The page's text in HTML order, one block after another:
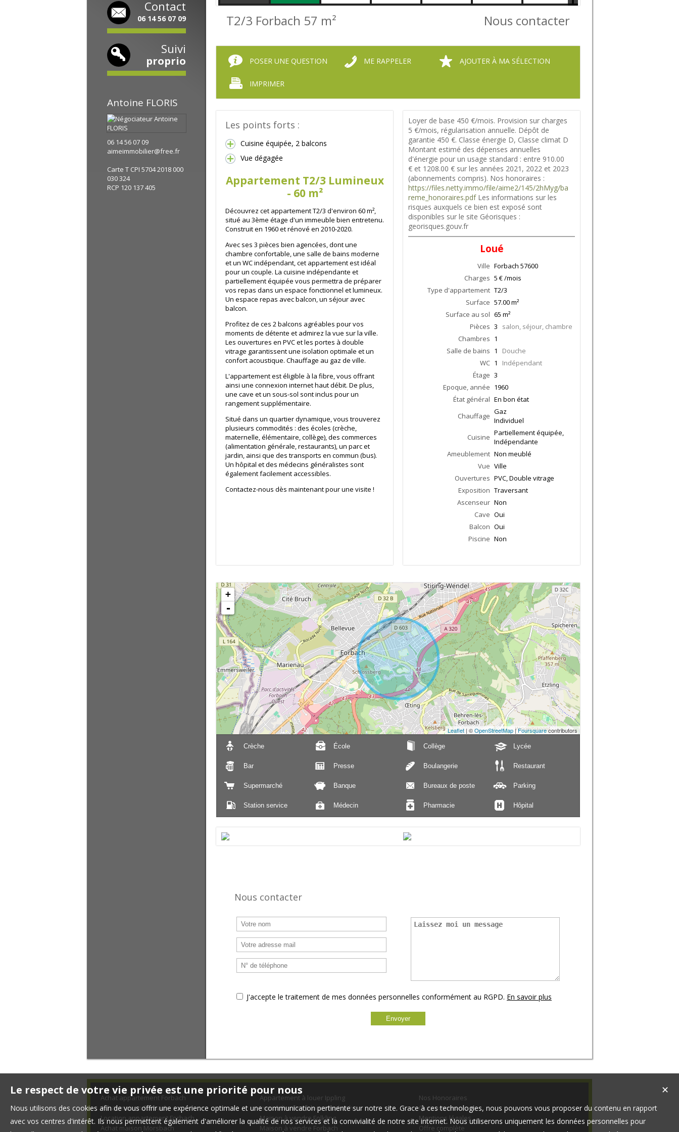
Contact
06 14 56 07 09
Suivi
proprio
Antoine FLORIS
06 14 56 07 09
aimeimmobilier@free.fr
Carte T CPI 5704 2018 000
030 324
RCP 120 137 405
T2/3 Forbach 57 m² Nous contacter
POSER UNE QUESTION ME RAPPELER AJOUTER À MA SÉLECTION
IMPRIMER
Les points forts :
Cuisine équipée, 2 balcons
Vue dégagée
Appartement T2/3 Lumineux
- 60 m²
Découvrez cet appartement T2/3 d'environ 60 m²,
situé au 3ème étage d'un immeuble bien entretenu.
Construit en 1960 et rénové en 2010-2020.
Avec ses 3 pièces bien agencées, dont une
chambre confortable, une salle de bains moderne
et un WC indépendant, cet appartement est idéal
pour un couple. La cuisine indépendante et
partiellement équipée vous permettra de préparer
vos repas dans un espace fonctionnel et lumineux.
Un espace repas avec balcon, un séjour avec
balcon.
Profitez de ces 2 balcons agréables pour vos
moments de détente et admirez la vue sur la ville.
Les ouvertures en PVC et les portes à double
vitrage garantissent une isolation optimale et un
confort acoustique. Chauffage au gaz de ville.
L'appartement est éligible à la fibre, vous offrant
ainsi une connexion internet haut débit. De plus,
une cave et un sous-sol sont inclus pour un
rangement supplémentaire.
Situé dans un quartier dynamique, vous trouverez
plusieurs commodités : des écoles (crèche,
maternelle, élémentaire, collège), des commerces
(alimentation générale, restaurants), un parc et
jardin, ainsi que des transports en commun (bus).
Un hôpital et des médecins généralistes sont
également facilement accessibles.
Contactez-nous dès maintenant pour une visite !
Loyer de base 450 €/mois. Provision sur charges
5 €/mois, régularisation annuelle. Dépôt de
garantie 450 €. Classe énergie D, Classe climat D
Montant estimé des dépenses annuelles
d'énergie pour un usage standard : entre 910.00
€ et 1208.00 € sur les années 2021, 2022 et 2023
(abonnements compris). Nos honoraires :
https://files.netty.immo/file/aime2/145/2hMyg/ba
reme_honoraires.pdfLes informations sur les
risques auxquels ce bien est exposé sont
disponibles sur le site Géorisques :
georisques.gouv.fr
Loué
Ville Forbach 57600
Charges 5 € /mois
Type d'appartement T2/3
Surface 57.00m²
Surface au sol 65 m²
Pièces 3 salon, séjour, chambre
Chambres 1
Salle de bains 1 Douche
WC 1 Indépendant
Étage 3
Epoque, année 1960
État général En bon état
Chauffage Gaz
Individuel
Cuisine Partiellement équipée,
Indépendante
Ameublement Non meublé
Vue Ville
Ouvertures PVC, Double vitrage
Exposition Traversant
Ascenseur Non
Cave Oui
Balcon Oui
Piscine Non
+
-
Leaflet | ©OpenStreetMap |Foursquarecontributors
Crèche École Collège Lycée
Bar Presse Boulangerie Restaurant
Supermarché Banque Bureaux de poste Parking
Station service Médecin Pharmacie Hôpital
Nous contacter
J'accepte le traitement de mes données personnelles conformément au RGPD. En savoir plus
Achat appartement Forbach
Achat maison Forbach
Location appartement Forbach
Achat maison Morsbach
Appartement à louer Ippling
Immobilier Pro à louer Forbach
Maison à vendre Folkling
Maison à vendre Forbach
Nos Honoraires
Qui sommes-nous
Mentions légales
Offre complète
✕
Le respect de votre vie privée est une priorité pour nous
Nous utilisons des cookies afin de vous offrir une expérience optimale et une communication pertinente sur notre site. Grace à ces technologies, nous pouvons vous proposer du contenu en rapport
avec vos centres d'intérêt. Ils nous permettent également d'améliorer la qualité de nos services et la convivialité de notre site internet. Nous utiliserons uniquement les données personnelles pour